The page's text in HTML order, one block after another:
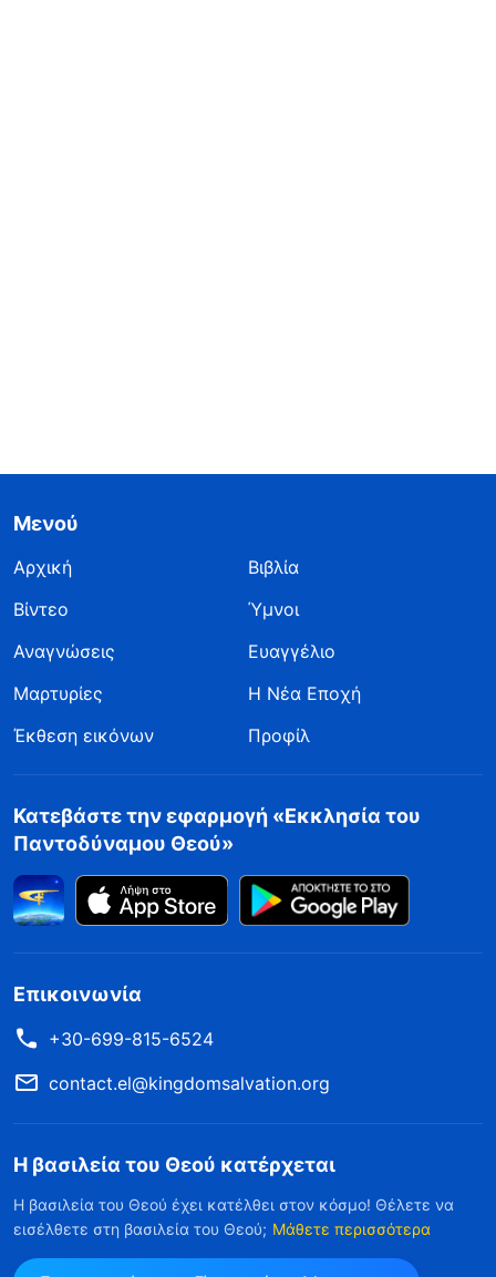
Μενού
Αρχική
Βιβλία
Βίντεο
Ύμνοι
Αναγνώσεις
Ευαγγέλιο
Μαρτυρίες
Η Νέα Εποχή
Έκθεση εικόνων
Προφίλ
Κατεβάστε την εφαρμογή «Εκκλησία του
Παντοδύναμου Θεού»
Επικοινωνία
+30-699-815-6524
contact.el@kingdomsalvation.org
Η βασιλεία του Θεού κατέρχεται
Η βασιλεία του Θεού έχει κατέλθει στον κόσμο! Θέλετε να
εισέλθετε στη βασιλεία του Θεού; Μάθετε περισσότερα